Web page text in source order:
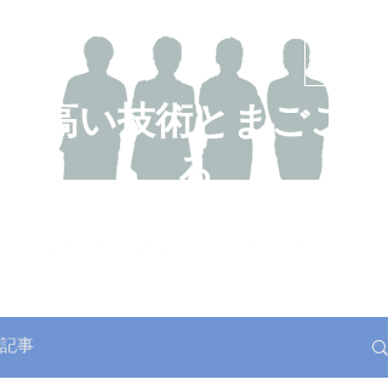
​高い技術とまごこ
ろ
記事